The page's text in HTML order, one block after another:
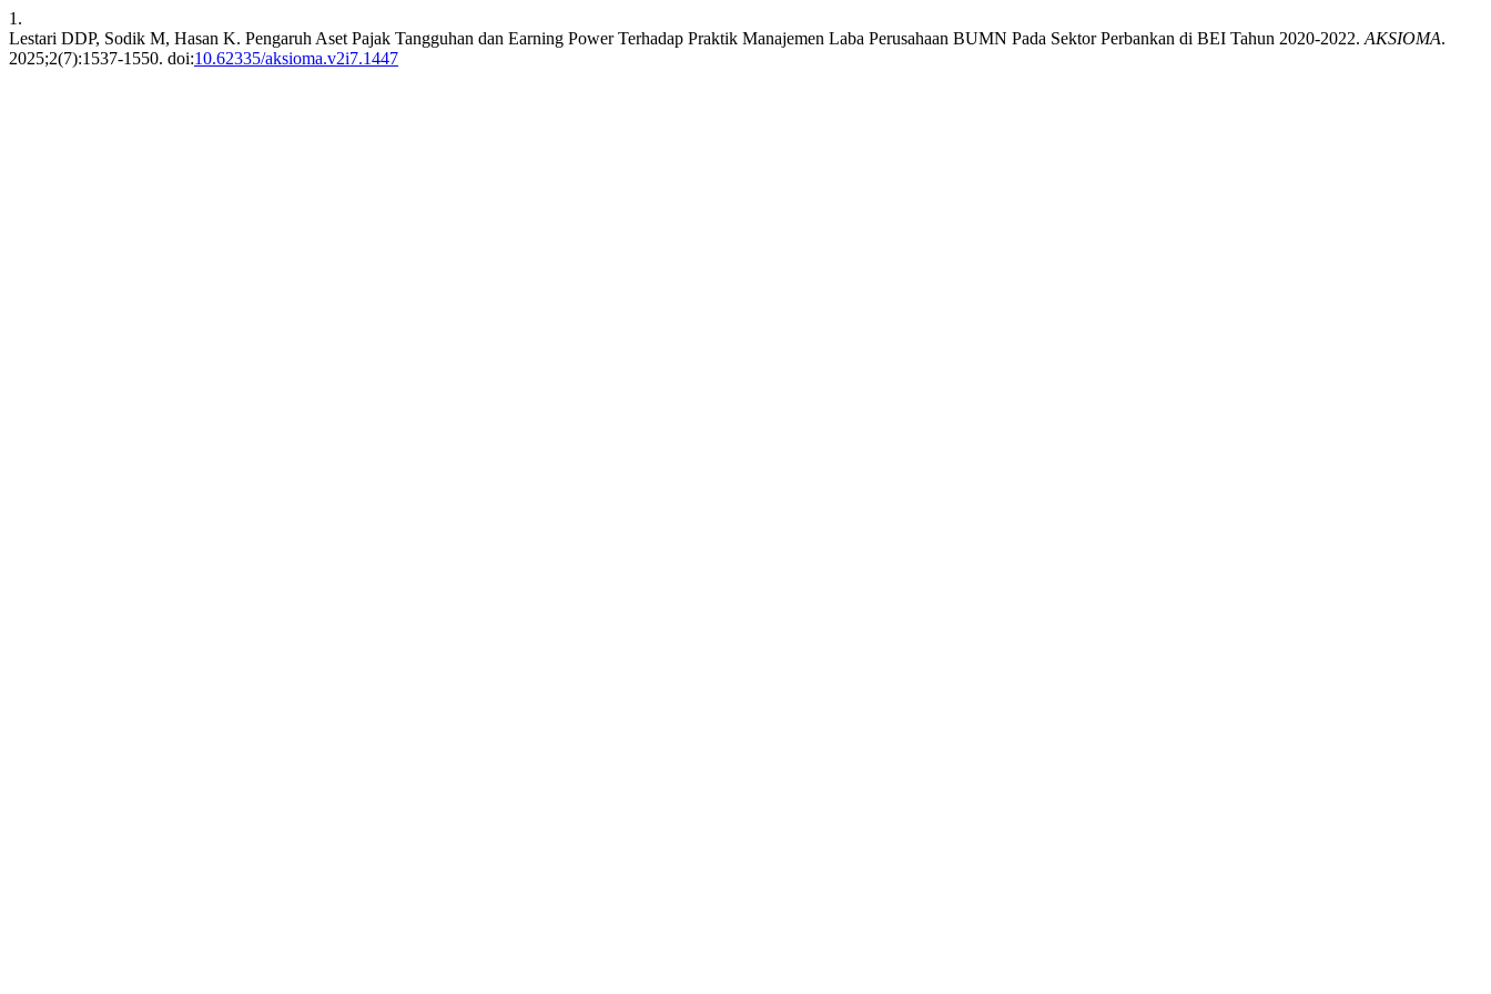
1.
Lestari DDP, Sodik M, Hasan K. Pengaruh Aset Pajak Tangguhan dan Earning Power Terhadap Praktik Manajemen Laba Perusahaan BUMN Pada Sektor Perbankan di BEI Tahun 2020-2022. AKSIOMA.
2025;2(7):1537-1550. doi:10.62335/aksioma.v2i7.1447